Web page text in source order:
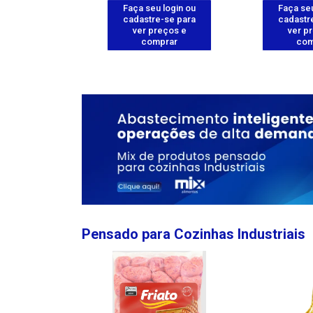
Faça seu login ou
cadastre-se para
ver preços e
comprar
Faça
ver
Pensado para Cozinhas Industriais